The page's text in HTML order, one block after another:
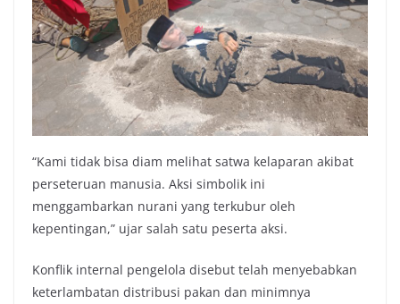
“Kami tidak bisa diam melihat satwa kelaparan akibat
perseteruan manusia. Aksi simbolik ini
menggambarkan nurani yang terkubur oleh
kepentingan,” ujar salah satu peserta aksi.
Konflik internal pengelola disebut telah menyebabkan
keterlambatan distribusi pakan dan minimnya